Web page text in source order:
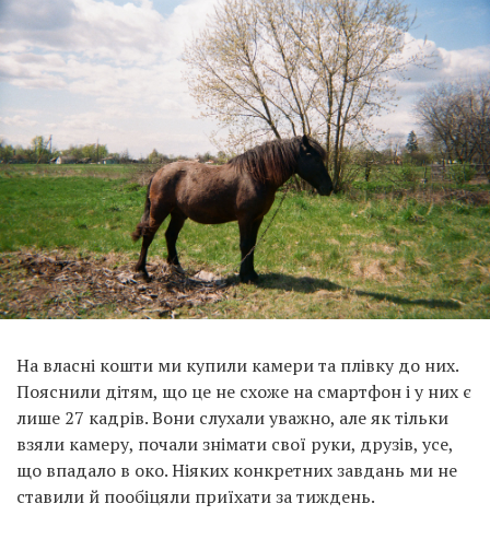
На власні кошти ми купили камери та плівку до них.
Пояснили дітям, що це не схоже на смартфон і у них є
лише 27 кадрів. Вони слухали уважно, але як тільки
взяли камеру, почали знімати свої руки, друзів, усе,
що впадало в око. Ніяких конкретних завдань ми не
ставили й пообіцяли приїхати за тиждень.